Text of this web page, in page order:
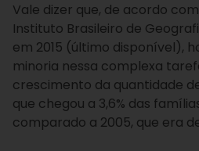
Vale dizer que, de acordo
Instituto Brasileiro de
em 2015 (último disponível),
minoria nessa complexa
crescimento da quantidade
que chegou a 3,6% das
comparado a 2005, que era de